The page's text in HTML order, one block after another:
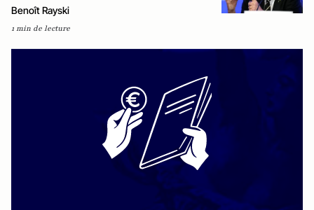
Benoît Rayski
1 min de lecture